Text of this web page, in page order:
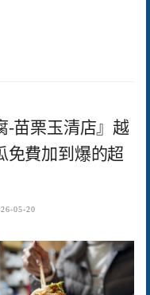
-苗栗玉清店』越
免費加到爆的超
05-20